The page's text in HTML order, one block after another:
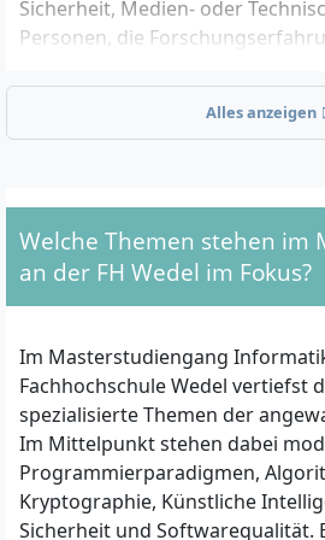
Sicherheit, Medien- oder
Personen, die
Technik besetzen möchten.
den Master erfüllen?
Abschluss eines
oder verwandter
210 ECTS-Punkten (z. B.
Technische Informatik,
Schwerpunkt)
Falls dein Bachelorabschluss
umfasst, musst du
nach Vorgabe der FH Wedel
Die Zulassung ist formal
jedoch ein Auswahlverfahren
Alles anzeigen
Welche Themen stehen im
an der FH Wedel im Fokus?
Im Masterstudiengang
Fachhochschule Wedel vertiefst
spezialisierte Themen der
Im Mittelpunkt stehen dabei
Programmierparadigmen,
Kryptographie, Künstliche
Sicherheit und Softwarequalität.